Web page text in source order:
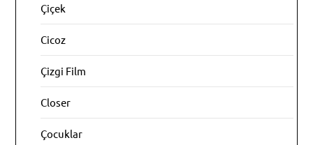
Çiçek
Cicoz
Çizgi Film
Closer
Çocuklar